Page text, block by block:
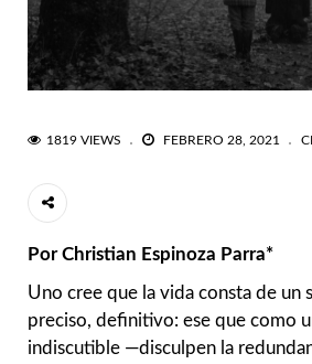
1819 VIEWS FEBRERO 28, 2021
Por Christian Espinoza Parra*
Uno cree que la vida consta de un
preciso, definitivo: ese que como
indiscutible —disculpen la